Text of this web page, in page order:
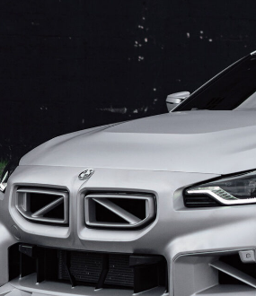
테슬라 사이버트럭